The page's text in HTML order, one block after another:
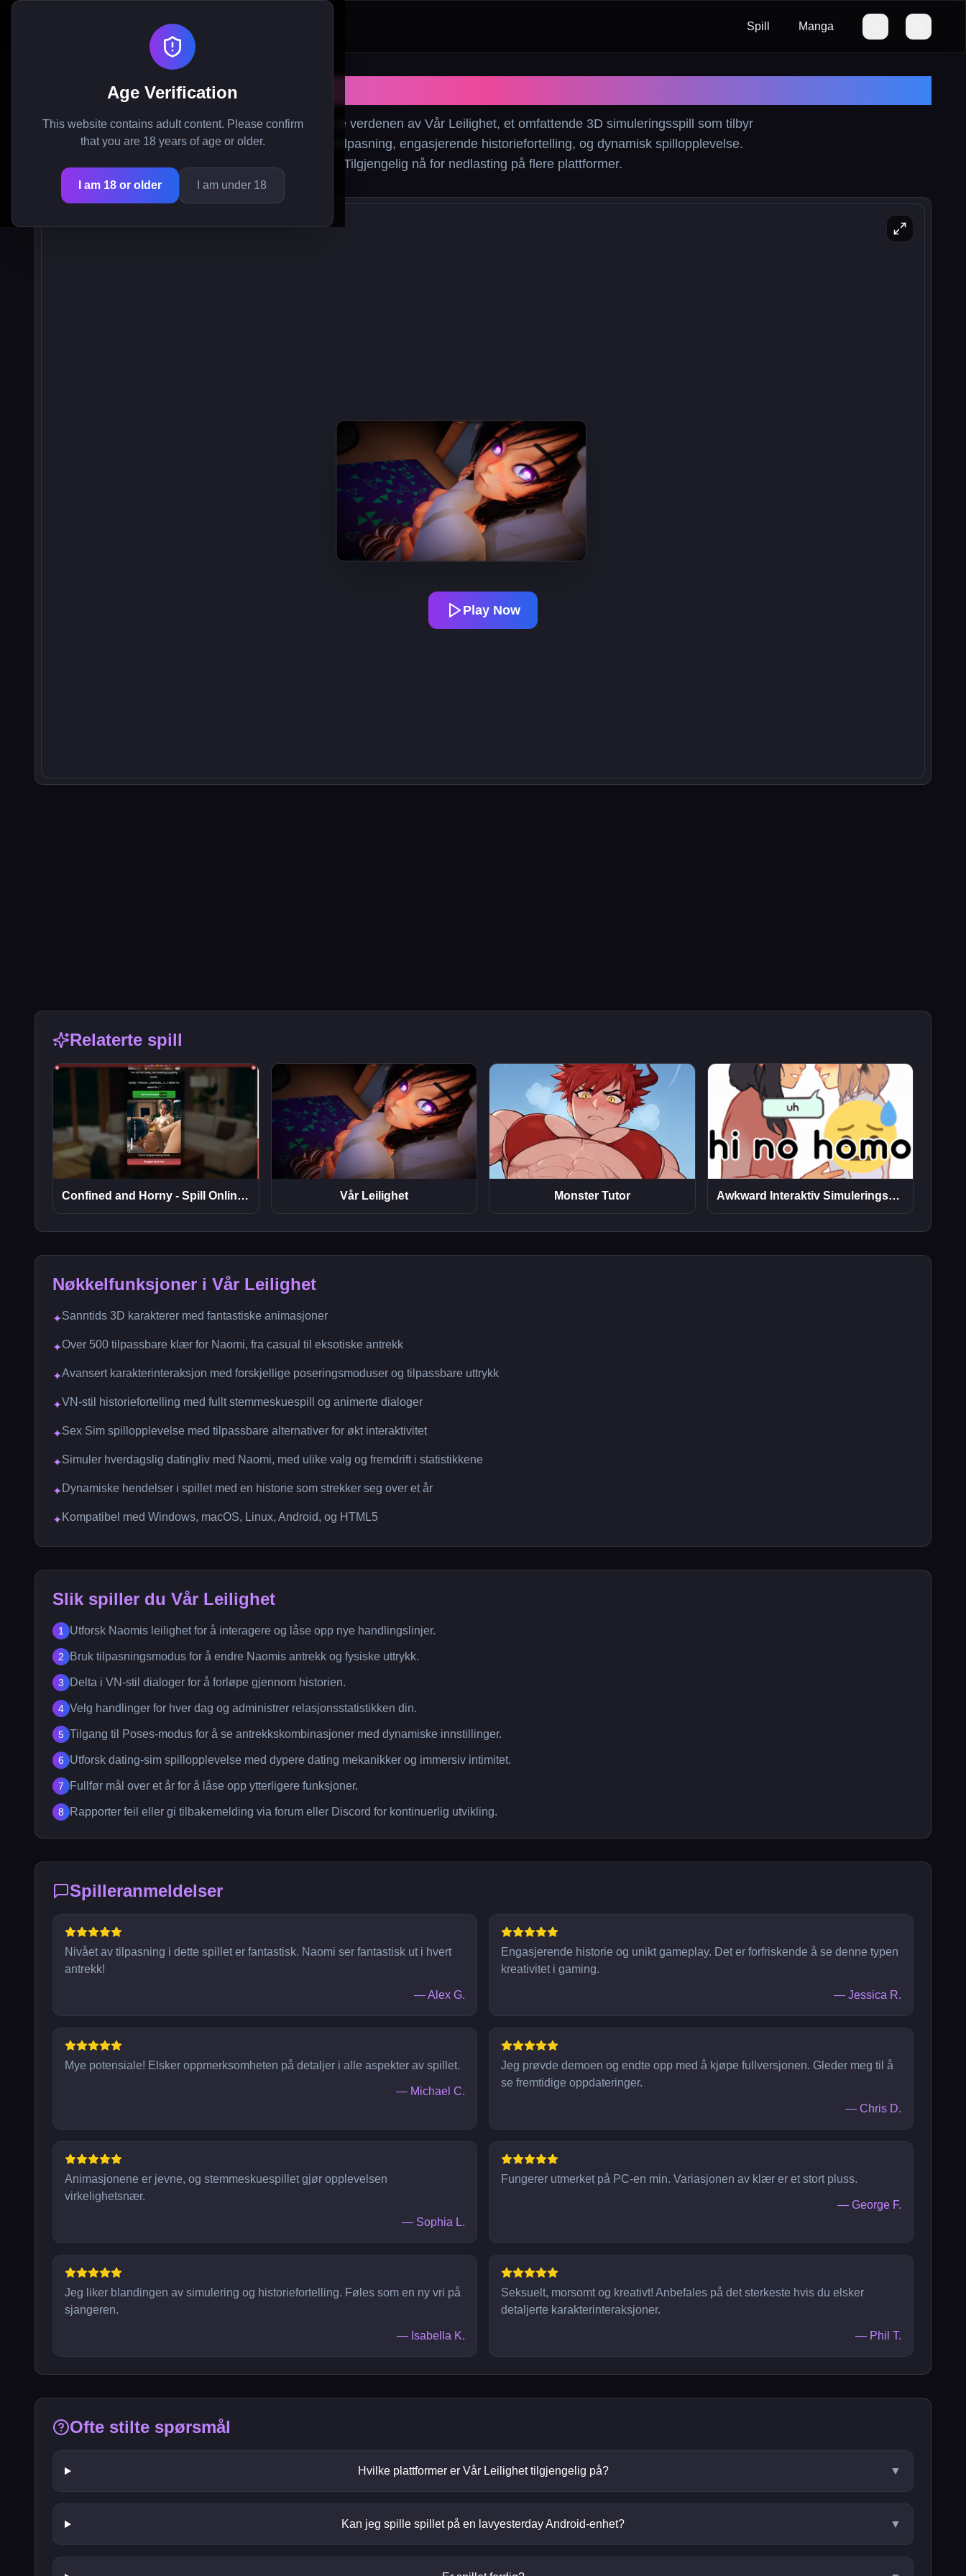
Age Verification
This website contains adult content. Please confirm
that you are 18 years of age or older.
I am 18 or older I am under 18
My Femboy Roommate Spill Manga
Trå inn i den immersive verdenen av Vår Leilighet, et omfattende 3D simuleringsspill som tilbyr
omfattende karaktertilpasning, engasjerende historiefortelling, og dynamisk spillopplevelse.
Tilgjengelig nå for nedlasting på flere plattformer.
Play Now
Relaterte spill
Confined and Horny - Spill Online Gratis Vår Leilighet Monster Tutor Awkward Interaktiv Simuleringsspill
Nøkkelfunksjoner i Vår Leilighet
✦Sanntids 3D karakterer med fantastiske animasjoner
✦Over 500 tilpassbare klær for Naomi, fra casual til eksotiske antrekk
✦Avansert karakterinteraksjon med forskjellige poseringsmoduser og tilpassbare uttrykk
✦VN-stil historiefortelling med fullt stemmeskuespill og animerte dialoger
✦Sex Sim spillopplevelse med tilpassbare alternativer for økt interaktivitet
✦Simuler hverdagslig datingliv med Naomi, med ulike valg og fremdrift i statistikkene
✦Dynamiske hendelser i spillet med en historie som strekker seg over et år
✦Kompatibel med Windows, macOS, Linux, Android, og HTML5
Slik spiller du Vår Leilighet
1 Utforsk Naomis leilighet for å interagere og låse opp nye handlingslinjer.
2 Bruk tilpasningsmodus for å endre Naomis antrekk og fysiske uttrykk.
3 Delta i VN-stil dialoger for å forløpe gjennom historien.
4 Velg handlinger for hver dag og administrer relasjonsstatistikken din.
5 Tilgang til Poses-modus for å se antrekkskombinasjoner med dynamiske innstillinger.
6 Utforsk dating-sim spillopplevelse med dypere dating mekanikker og immersiv intimitet.
7 Fullfør mål over et år for å låse opp ytterligere funksjoner.
8 Rapporter feil eller gi tilbakemelding via forum eller Discord for kontinuerlig utvikling.
Spilleranmeldelser
Nivået av tilpasning i dette spillet er fantastisk. Naomi ser fantastisk ut i hvert
antrekk!
—Alex G.
Engasjerende historie og unikt gameplay. Det er forfriskende å se denne typen
kreativitet i gaming.
— Jessica R.
Mye potensiale! Elsker oppmerksomheten på detaljer i alle aspekter av spillet.
— Michael C.
Jeg prøvde demoen og endte opp med å kjøpe fullversjonen. Gleder meg til å
se fremtidige oppdateringer.
— Chris D.
Animasjonene er jevne, og stemmeskuespillet gjør opplevelsen
virkelighetsnær.
— Sophia L.
Fungerer utmerket på PC-en min. Variasjonen av klær er et stort pluss.
— George F.
Jeg liker blandingen av simulering og historiefortelling. Føles som en ny vri på
sjangeren.
— Isabella K.
Seksuelt, morsomt og kreativt! Anbefales på det sterkeste hvis du elsker
detaljerte karakterinteraksjoner.
— Phil T.
Ofte stilte spørsmål
Hvilke plattformer er Vår Leilighet tilgjengelig på? ▼
Kan jeg spille spillet på en lavyesterday Android-enhet? ▼